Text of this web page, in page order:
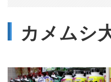
カメムシ